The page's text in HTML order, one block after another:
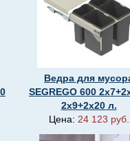
Ведра для
SEGREGO 600
2х9+2х20 л.
Цена: 24 123 руб.